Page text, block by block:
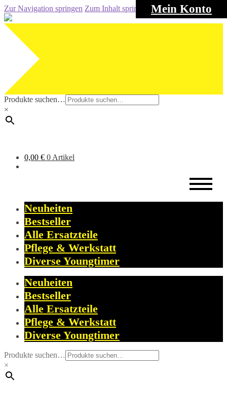
Mein Konto
Zur Navigation springen Zum Inhalt springen
Produkte suchen…
×
0,00 € 0 Artikel
Neuheiten
Bestseller
Alle Ersatzteile
Pflege & Werkstatt
Diverse Youngtimer
Neuheiten
Bestseller
Alle Ersatzteile
Pflege & Werkstatt
Diverse Youngtimer
Produkte suchen…
×